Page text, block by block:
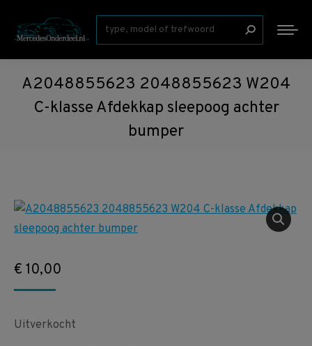
Zoeken:
A2048855623 2048855623 W204
C-klasse Afdekkap sleepoog achter
bumper
€ 10,00
Uitverkocht